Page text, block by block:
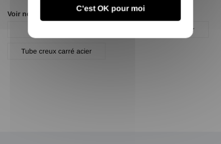
Voir nos autres pages :
Profilé carré acier noir
Tube creux carré acier
C'est OK pour moi